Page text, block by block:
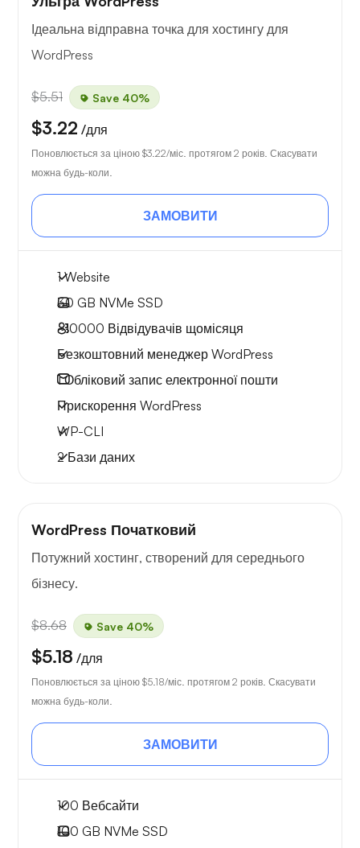
Ідеальна відправна точка для хостингу для
WordPress
$5.51 Save 40%
$3.22 /для
Поновлюється за ціною $3.22/міс. протягом 2 років. Скасувати
можна будь-коли.
ЗАМОВИТИ
1 Website
30 GB NVMe SSD
~10000 Відвідувачів щомісяця
Безкоштовний менеджер WordPress
1Обліковий запис електронної пошти
Прискорення WordPress
WP-CLI
2 Бази даних
WordPress Початковий
Потужний хостинг, створений для середнього
бізнесу.
$8.68 Save 40%
$5.18 /для
Поновлюється за ціною $5.18/міс. протягом 2 років. Скасувати
можна будь-коли.
ЗАМОВИТИ
100 Вебсайти
100 GB NVMe SSD